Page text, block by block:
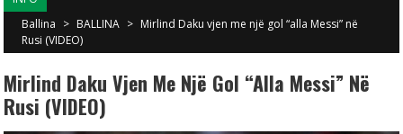
Ballina > BALLINA > Mirlind Daku vjen me një gol “alla Messi” në
Rusi (VIDEO)
Mirlind Daku Vjen Me Një Gol “alla Messi” Në
Rusi (VIDEO)